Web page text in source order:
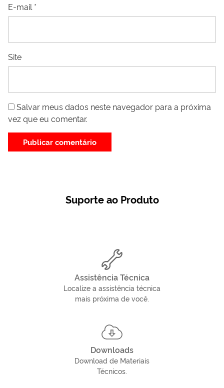
E-mail *
Site
Salvar meus dados neste navegador para a próxima
vez que eu comentar.
Suporte ao Produto
Assistência Técnica
Localize a assistência técnica
mais próxima de você.
Downloads
Download de Materiais
Técnicos.